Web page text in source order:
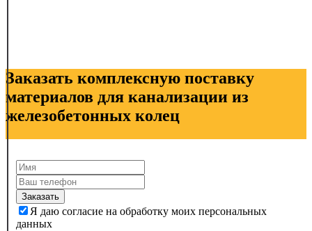
Заказать комплексную поставку
материалов для канализации из
железобетонных колец
Заказать
Я даю согласие на обработку моих персональных
данных